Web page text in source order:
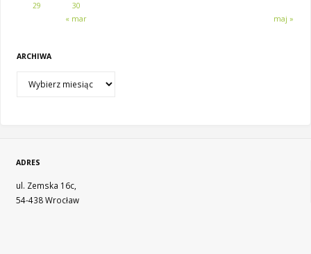
« mar maj »
29
30
ARCHIWA
ADRES
ul. Zemska 16c,
54-438 Wrocław